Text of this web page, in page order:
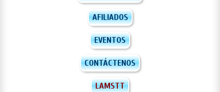
AFILIADOS
EVENTOS
CONTÁCTENOS
LAMSTT